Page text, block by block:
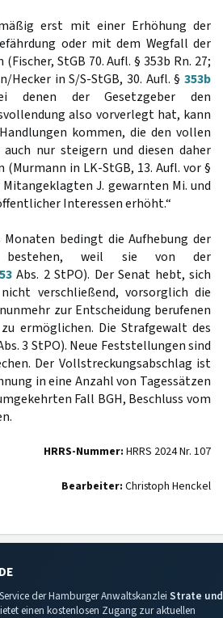
erst mit einer Erhöhung der
oder mit dem Wegfall der
StGB 70. Aufl. § 353b Rn. 27;
Hecker in S/S-StGB, 30. Aufl. §353b
denen der Gesetzgeber den
also vorverlegt hat, kann
kommen, die den vollen
nur steigern und diesen daher
in LK-StGB, 13. Aufl. vor §
J. gewarnten Mi. und
Interessen erhöht.“
bedingt die Aufhebung der
bestehen, weil sie von der
Abs. 2 StPO). Der Senat hebt, sich
verschließend, vorsorglich die
zur Entscheidung berufenen
ermöglichen. Die Strafgewalt des
3 StPO). Neue Feststellungen sind
Der Vollstreckungsabschlag ist
in eine Anzahl von Tagessätzen
Fall BGH, Beschluss vom
HRRS-Nummer: HRRS 2024 Nr. 107
Bearbeiter: Christoph Henckel
der Hamburger Anwaltskanzlei Strate und
einen kostenlosen Zugang zur aktuellen